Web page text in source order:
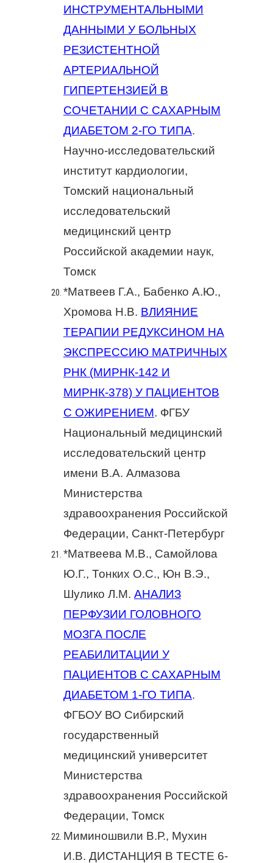
ИНСТРУМЕНТАЛЬНЫМИ
ДАННЫМИ У БОЛЬНЫХ
РЕЗИСТЕНТНОЙ
АРТЕРИАЛЬНОЙ
ГИПЕРТЕНЗИЕЙ В
СОЧЕТАНИИ С САХАРНЫМ
ДИАБЕТОМ 2-ГО ТИПА.
Научно-исследовательский
институт кардиологии,
Томский национальный
исследовательский
медицинский центр
Российской академии наук,
Томск
*Матвеев Г.А., Бабенко А.Ю.,
Хромова Н.В. ВЛИЯНИЕ
ТЕРАПИИ РЕДУКСИНОМ НА
ЭКСПРЕССИЮ МАТРИЧНЫХ
РНК (МИРНК-142 И
МИРНК-378) У ПАЦИЕНТОВ
С ОЖИРЕНИЕМ. ФГБУ
Национальный медицинский
исследовательский центр
имени В.А. Алмазова
Министерства
здравоохранения Российской
Федерации, Санкт-Петербург
*Матвеева М.В., Самойлова
Ю.Г., Тонких О.С., Юн В.Э.,
Шулико Л.М. АНАЛИЗ
ПЕРФУЗИИ ГОЛОВНОГО
МОЗГА ПОСЛЕ
РЕАБИЛИТАЦИИ У
ПАЦИЕНТОВ С САХАРНЫМ
ДИАБЕТОМ 1-ГО ТИПА.
ФГБОУ ВО Сибирский
государственный
медицинский университет
Министерства
здравоохранения Российской
Федерации, Томск
Миминошвили В.Р., Мухин
И.В. ДИСТАНЦИЯ В ТЕСТЕ 6-